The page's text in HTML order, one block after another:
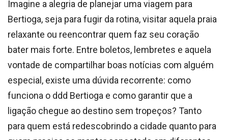
Imagine a alegria de planejar uma viagem para
Bertioga, seja para fugir da rotina, visitar aquela praia
relaxante ou reencontrar quem faz seu coração
bater mais forte. Entre boletos, lembretes e aquela
vontade de compartilhar boas notícias com alguém
especial, existe uma dúvida recorrente: como
funciona o ddd Bertioga e como garantir que a
ligação chegue ao destino sem tropeços? Tanto
para quem está redescobrindo a cidade quanto para